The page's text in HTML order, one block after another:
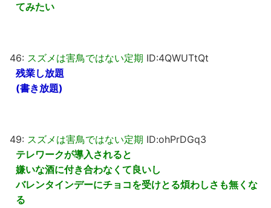
てみたい
46: スズメは害鳥ではない定期 ID:4QWUTtQt
残業し放題
(書き放題)
49: スズメは害鳥ではない定期 ID:ohPrDGq3
テレワークが導入されると
嫌いな酒に付き合わなくて良いし
バレンタインデーにチョコを受けとる煩わしさも無くな
る